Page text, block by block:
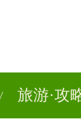
旅游·攻